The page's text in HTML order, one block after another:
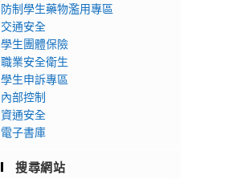
防制學生藥物濫用專區
交通安全
學生團體保險
職業安全衛生
學生申訴專區
內部控制
資通安全
電子書庫
搜尋網站